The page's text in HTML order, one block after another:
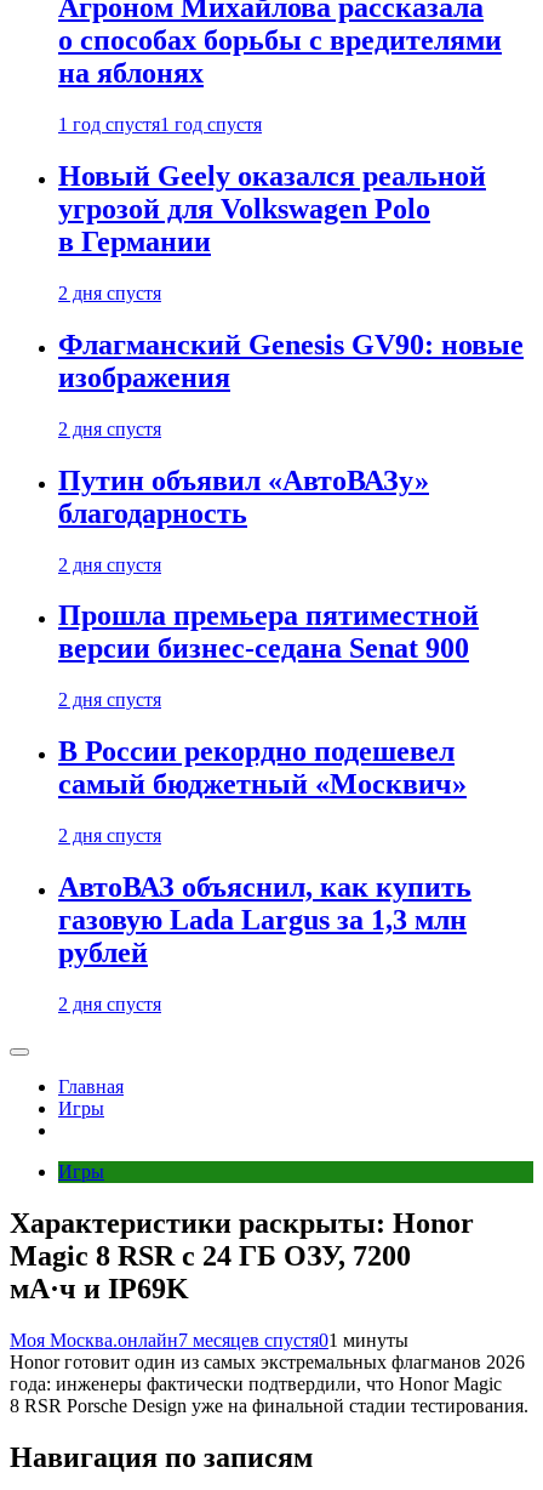
Агроном Михайлова рассказала
о способах борьбы с вредителями
на яблонях
1 год спустя1 год спустя
Новый Geely оказался реальной
угрозой для Volkswagen Polo
в Германии
2 дня спустя
Флагманский Genesis GV90: новые
изображения
2 дня спустя
Путин объявил «АвтоВАЗу»
благодарность
2 дня спустя
Прошла премьера пятиместной
версии бизнес-седана Senat 900
2 дня спустя
В России рекордно подешевел
самый бюджетный «Москвич»
2 дня спустя
АвтоВАЗ объяснил, как купить
газовую Lada Largus за 1,3 млн
рублей
2 дня спустя
Главная
Игры
Игры
Характеристики раскрыты: Honor
Magic 8 RSR с 24 ГБ ОЗУ, 7200
мА·ч и IP69K
Моя Москва.онлайн7 месяцев спустя01 минуты
Honor готовит один из самых экстремальных флагманов 2026
года: инженеры фактически подтвердили, что Honor Magic
8 RSR Porsche Design уже на финальной стадии тестирования.
Навигация по записям